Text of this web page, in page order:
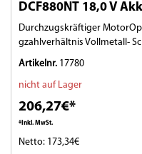
DCF880NT 18,0 V
Durchzugskräftiger
gzahlverhältnis Vollmetall-
Artikelnr. 17780
nicht auf Lager
206,27€*
*Inkl. MwSt.
Netto: 173,34€